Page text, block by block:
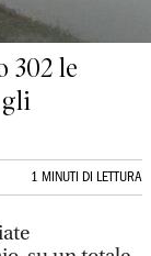
302 le
gli
1 MINUTI DI LETTURA